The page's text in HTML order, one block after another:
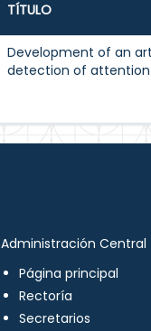
TÍTULO
Development of an
detection of
Administración Central
Página principal
Rectoría
Secretarios